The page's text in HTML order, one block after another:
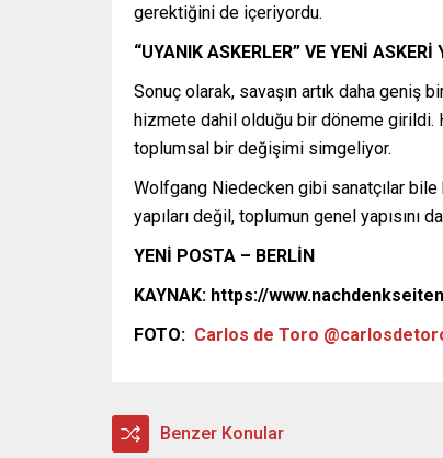
gerektiğini de içeriyordu.
“UYANIK ASKERLER” VE YENİ
Sonuç olarak, savaşın artık daha
hizmete dahil olduğu bir döneme girildi.
toplumsal bir değişimi simgeliyor.
Wolfgang Niedecken gibi sanatçılar bile
yapıları değil, toplumun genel yapısını
YENİ POSTA – BERLİN
KAYNAK: https://
FOTO: Carlos de Toro
Benzer Konular